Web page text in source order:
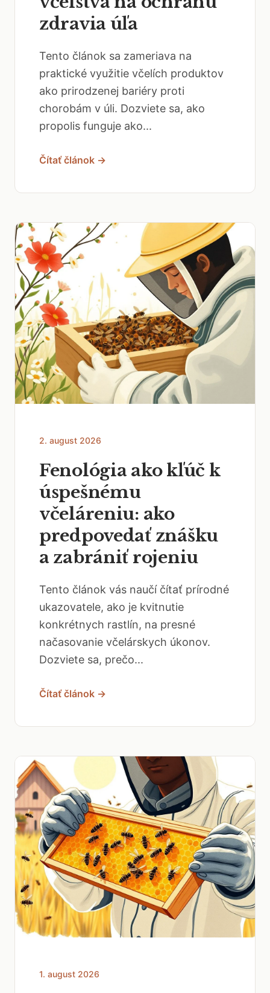
zdravia úľa
Tento článok sa zameriava na
praktické využitie včelích produktov
ako prirodzenej bariéry proti
chorobám v úli. Dozviete sa, ako
propolis funguje ako...
Čítať článok →
2. august 2026
Fenológia ako kľúč k
úspešnému
včeláreniu: ako
predpovedať znášku
a zabrániť rojeniu
Tento článok vás naučí čítať prírodné
ukazovatele, ako je kvitnutie
konkrétnych rastlín, na presné
načasovanie včelárskych úkonov.
Dozviete sa, prečo...
Čítať článok →
1. august 2026